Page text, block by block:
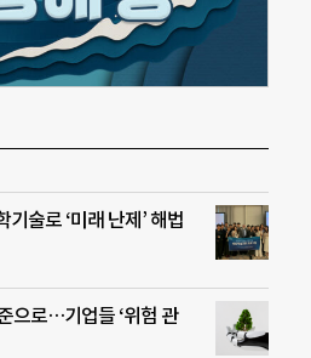
술로 ‘미래 난제’ 해법
으로…기업들 ‘위험 관